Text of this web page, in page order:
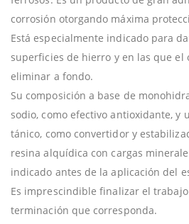
corrosión otorgando máxima
Está especialmente indicado para
superficies de hierro y en las que el
eliminar a fondo.
Su composición a base de
sodio, como efectivo antioxidante, y
tánico, como convertidor y
resina alquídica con cargas
indicado antes de la aplicación del
Es imprescindible finalizar el
terminación que corresponda.